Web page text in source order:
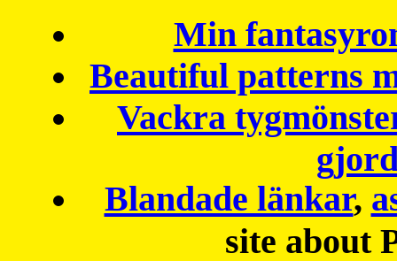
Min
Beautiful patterns
Vackra
Blandade länkar,
site about